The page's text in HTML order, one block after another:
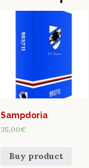
Sampdoria
35,00€
Buy product